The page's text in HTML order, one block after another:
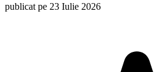
publicat pe 23 Iulie 2026